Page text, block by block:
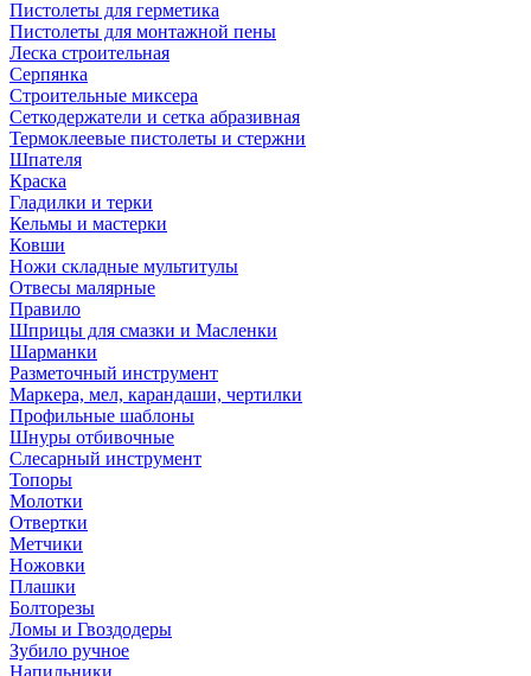
Пистолеты для герметика
Пистолеты для монтажной пены
Леска строительная
Серпянка
Строительные миксера
Сеткодержатели и сетка абразивная
Термоклеевые пистолеты и стержни
Шпателя
Краска
Гладилки и терки
Кельмы и мастерки
Ковши
Ножи складные мультитулы
Отвесы малярные
Правило
Шприцы для смазки и Масленки
Шарманки
Разметочный инструмент
Маркера, мел, карандаши, чертилки
Профильные шаблоны
Шнуры отбивочные
Слесарный инструмент
Топоры
Молотки
Отвертки
Метчики
Ножовки
Плашки
Болторезы
Ломы и Гвоздодеры
Зубило ручное
Напильники